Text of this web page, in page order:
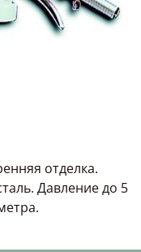
отделка.
Давление до 5